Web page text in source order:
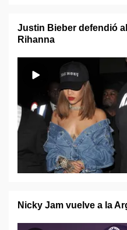
Justin Bieber defendió
Rihanna
Nicky Jam vuelve a la